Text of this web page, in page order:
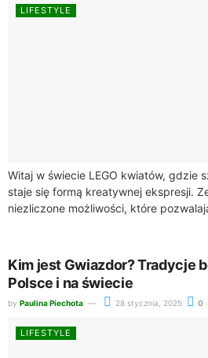
LIFESTYLE
Witaj w świecie LEGO kwiatów, gdzie
staje się formą kreatywnej ekspresji.
niezliczone możliwości, które
Kim jest Gwiazdor? Tradycje
Polsce i na świecie
by Paulina Piechota 28 stycznia, 2025 0
LIFESTYLE